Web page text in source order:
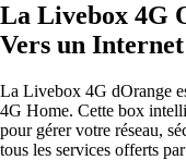
La Livebox 4G
Vers un
La Livebox 4G dOrange
4G Home. Cette box
pour gérer votre réseau,
tous les services offerts